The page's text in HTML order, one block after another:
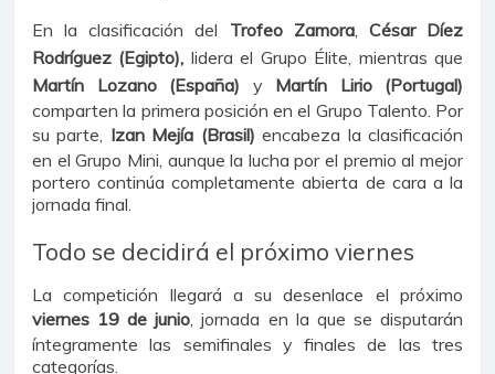
En la clasificación del Trofeo Zamora, César Díez
Rodríguez (Egipto), lidera el Grupo Élite, mientras que
Martín Lozano (España) y Martín Lirio (Portugal)
comparten la primera posición en el Grupo Talento. Por
su parte, Izan Mejía (Brasil) encabeza la clasificación
en el Grupo Mini, aunque la lucha por el premio al mejor
portero continúa completamente abierta de cara a la
jornada final.
Todo se decidirá el próximo viernes
La competición llegará a su desenlace el próximo
viernes 19 de junio, jornada en la que se disputarán
íntegramente las semifinales y finales de las tres
categorías.